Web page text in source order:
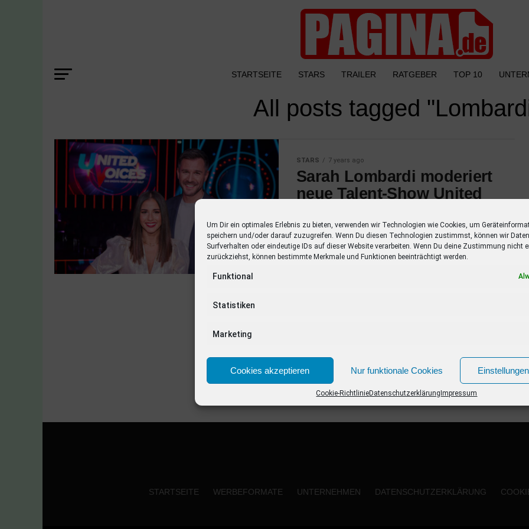
Um Dir ein optimales Erlebnis zu bieten, verwenden wir Technologien wie Cookies, um
speichern und/oder darauf zuzugreifen. Wenn Du diesen Technologien zustimmst, können wir
Surfverhalten oder eindeutige IDs auf dieser Website verarbeiten. Wenn Du deine Zustimmung nicht
zurückziehst, können bestimmte Merkmale und Funktionen beeinträchtigt werden.
Funktional
Statistiken
Marketing
Cookies akzeptieren Nur funktionale Cookies
Cookie-RichtlinieDatenschutzerklärung Impressum
STARTSEITE STARS TRAILER RATGEBER TOP 10
All posts tagged
STARS 7 years ago
Sarah Lombardi moderiert
neue Talent-Show United
Moderations-Premiere für Sarah Lombardi:
Sie präsentiert gemeinsam mit Jochen
Schropp die neue SAT.1-Musikshow “United
STARTSEITE WERBEFORMATE UNTERNEHMEN DATENSCHUTZERKLÄRUNG